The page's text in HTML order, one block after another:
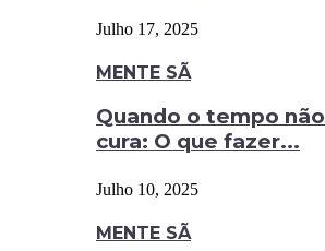
Julho 17, 2025
MENTE SÃ
Quando o tempo não
cura: O que fazer...
Julho 10, 2025
MENTE SÃ